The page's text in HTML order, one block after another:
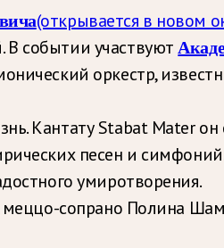
(открывается в новом
В событии участвуют
оркестр,
Кантату Stabat Mater он
песен и
умиротворения.
сопрано Полина